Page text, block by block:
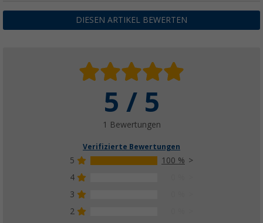
DIESEN ARTIKEL BEWERTEN
5 / 5
1 Bewertungen
Verifizierte Bewertungen
5
100 %
4
3
2